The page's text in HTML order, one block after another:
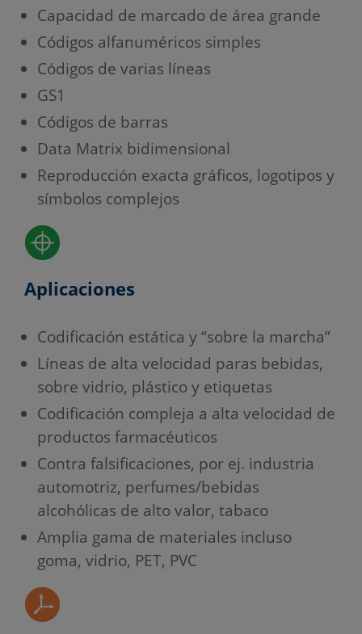
Capacidad de marcado de área grande
Códigos alfanuméricos simples
Códigos de varias líneas
GS1
Códigos de barras
Data Matrix bidimensional
Reproducción exacta gráficos, logotipos y
símbolos complejos
Aplicaciones
Codificación estática y “sobre la marcha”
Líneas de alta velocidad paras bebidas,
sobre vidrio, plástico y etiquetas
Codificación compleja a alta velocidad de
productos farmacéuticos
Contra falsificaciones, por ej. industria
automotriz, perfumes/bebidas
alcohólicas de alto valor, tabaco
Amplia gama de materiales incluso
goma, vidrio, PET, PVC